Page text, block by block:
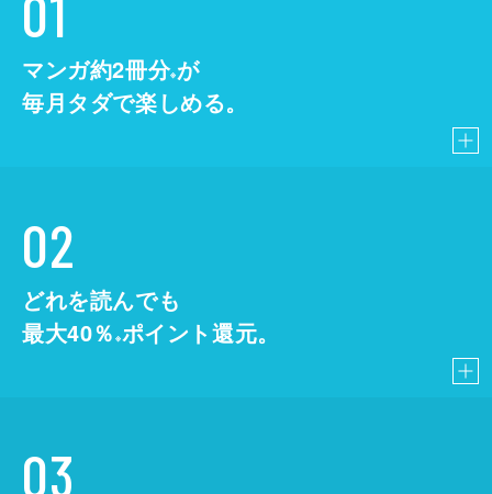
マンガ約2冊分※が
毎月タダで楽しめる。
02
どれを読んでも
最大40％ ※ポイント還元。
03